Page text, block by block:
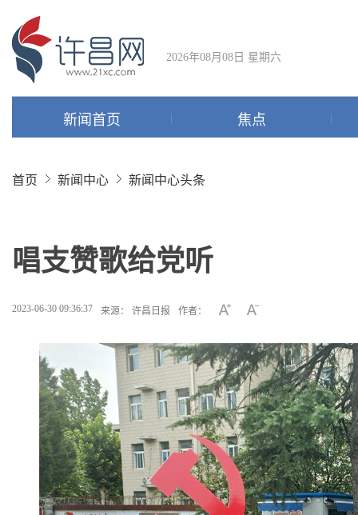
2026年08月08日 星期六
新闻首页 焦点
首页 新闻中心 新闻中心头条
唱支赞歌给党听
2023-06-30 09:36:37 来源： 许昌日报 作者：